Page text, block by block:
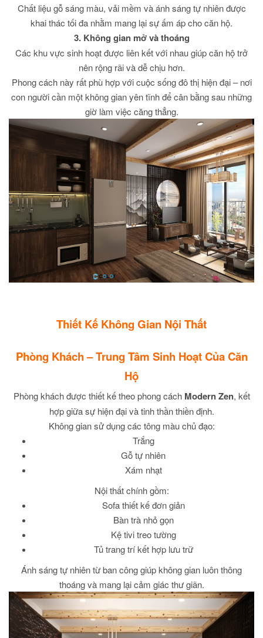
Chất liệu gỗ sáng màu, vải mềm và ánh sáng tự nhiên được
khai thác tối đa nhằm mang lại sự ấm áp cho căn hộ.
3. Không gian mở và thoáng
Các khu vực sinh hoạt được liên kết với nhau giúp căn hộ trở
nên rộng rãi và dễ chịu hơn.
Phong cách này rất phù hợp với cuộc sống đô thị hiện đại – nơi
con người cần một không gian yên tĩnh để cân bằng sau những
giờ làm việc căng thẳng.
Thiết Kế Không Gian Nội Thất
Phòng Khách – Trung Tâm Sinh Hoạt Của Căn
Hộ
Phòng khách được thiết kế theo phong cách Modern Zen, kết
hợp giữa sự hiện đại và tinh thần thiền định.
Không gian sử dụng các tông màu chủ đạo:
Trắng
Gỗ tự nhiên
Xám nhạt
Nội thất chính gồm:
Sofa thiết kế đơn giản
Bàn trà nhỏ gọn
Kệ tivi treo tường
Tủ trang trí kết hợp lưu trữ
Ánh sáng tự nhiên từ ban công giúp không gian luôn thông
thoáng và mang lại cảm giác thư giãn.